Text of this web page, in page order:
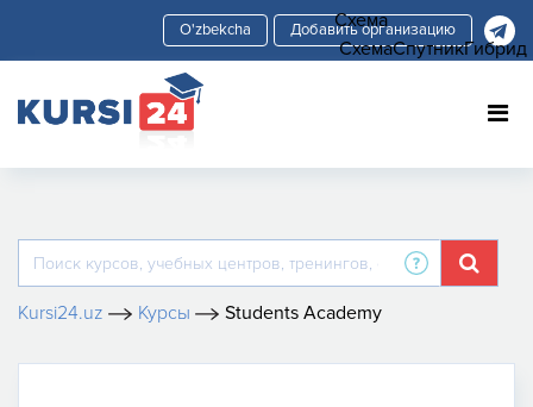
Добавить организацию
Kursi24.uz Курсы Students Academy
Схема
СхемаСпутникГибрид